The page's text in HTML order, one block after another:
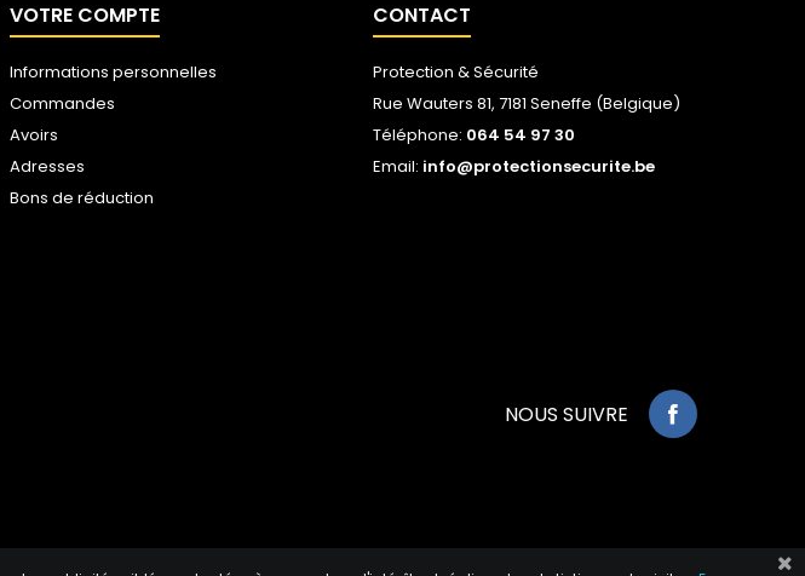
VOTRE COMPTE
Informations personnelles
Commandes
Avoirs
Adresses
Bons de réduction
CONTACT
Protection & Sécurité
Rue Wauters 81, 7181 Seneffe (Belgique)
Téléphone: 064 54 97 30
Email: info@protectionsecurite.be
NOUS SUIVRE